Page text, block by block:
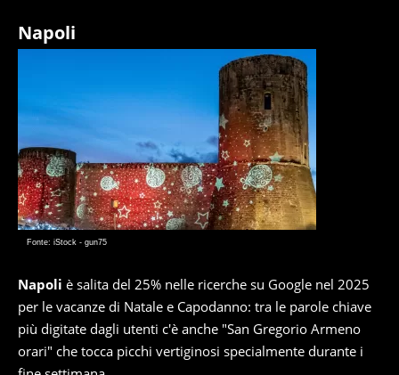
Napoli
Fonte: iStock - gun75
Napoli è salita del 25% nelle ricerche su Google nel 2025
per le vacanze di Natale e Capodanno: tra le parole chiave
più digitate dagli utenti c'è anche "San Gregorio Armeno
orari" che tocca picchi vertiginosi specialmente durante i